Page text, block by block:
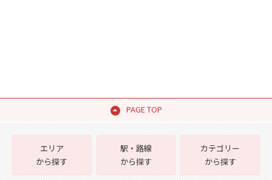
PAGE TOP
エリア
から探す
駅・路線
から探す
カテゴリー
から探す